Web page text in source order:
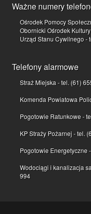
Ważne numery
Ośrodek Pomocy
Obornicki Ośrodek
Urząd Stanu Cywilnego -
Telefony alarmowe
Straż Miejska - tel. (61)
Komenda Powiatowa
Pogotowie Ratunkowe -
KP Straży Pożarnej - tel.
Pogotowie Energetyczne
Wodociągi i kanalizacja
994